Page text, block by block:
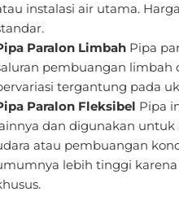
instalasi air utama.
Paralon Limbah Pipa
pembuangan limbah
tergantung pada
Paralon Fleksibel Pipa
dan digunakan untuk
atau pembuangan
lebih tinggi karena